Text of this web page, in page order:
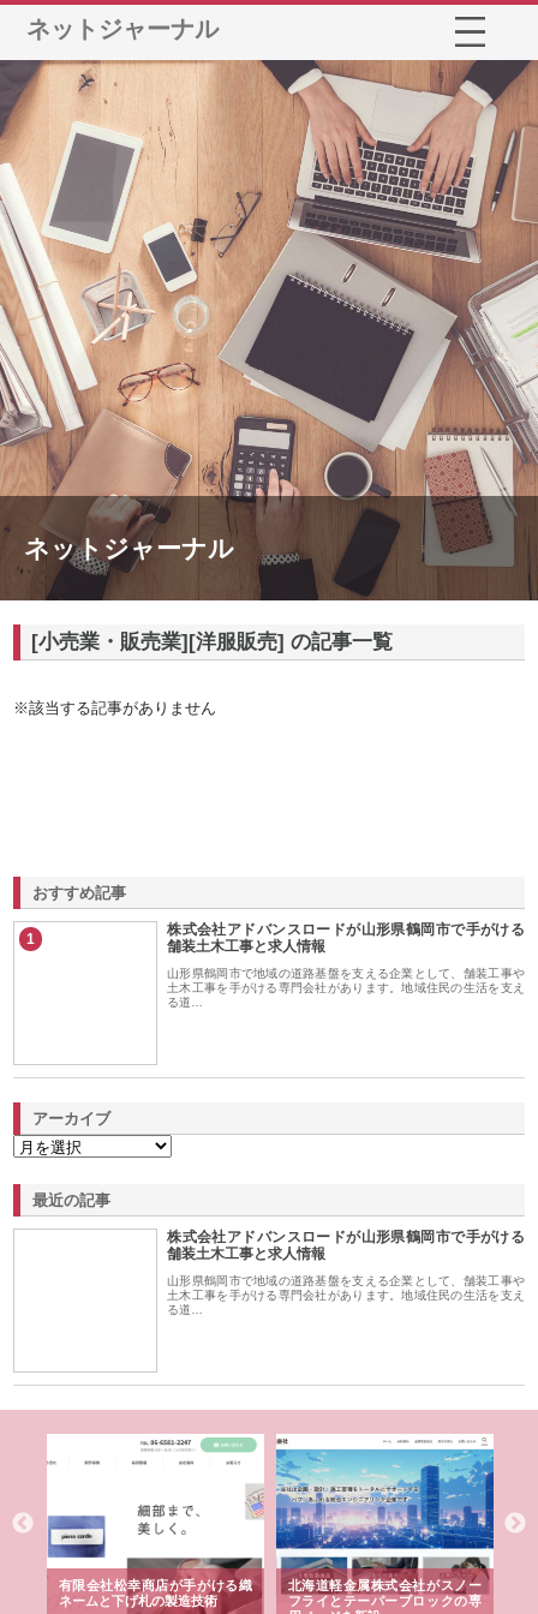
ネットジャーナル
ネットジャーナル
[小売業・販売業][洋服販売] の記事一覧
※該当する記事がありません
おすすめ記事
1
株式会社アドバンスロードが山形県鶴岡市で手がける
舗装土木工事と求人情報
山形県鶴岡市で地域の道路基盤を支える企業として、舗装工事や
土木工事を手がける専門会社があります。地域住民の生活を支え
る道…
アーカイブ
最近の記事
株式会社アドバンスロードが山形県鶴岡市で手がける
舗装土木工事と求人情報
山形県鶴岡市で地域の道路基盤を支える企業として、舗装工事や
土木工事を手がける専門会社があります。地域住民の生活を支え
る道…
有限会社松幸商店が手がける織
ネームと下げ札の製造技術
北海道軽金属株式会社がスノー
フライとテーパーブロックの専